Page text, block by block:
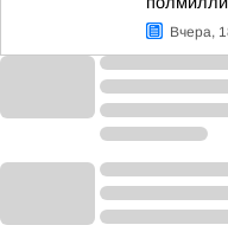
Вчера,